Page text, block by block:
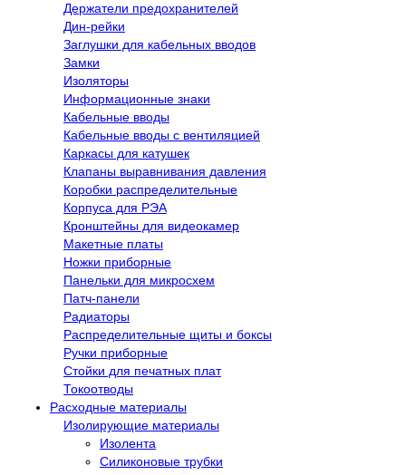
Держатели предохранителей
Дин-рейки
Заглушки для кабельных вводов
Замки
Изоляторы
Информационные знаки
Кабельные вводы
Кабельные вводы с вентиляцией
Каркасы для катушек
Клапаны выравнивания давления
Коробки распределительные
Корпуса для РЭА
Кронштейны для видеокамер
Макетные платы
Ножки приборные
Панельки для микросхем
Патч-панели
Радиаторы
Распределительные щиты и боксы
Ручки приборные
Стойки для печатных плат
Токоотводы
Расходные материалы
Изолирующие материалы
Изолента
Силиконовые трубки